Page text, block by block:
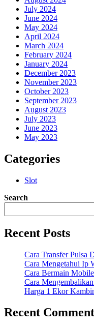
July 2024
June 2024
May 2024
April 2024
March 2024
February 2024
January 2024
December 2023
November 2023
October 2023
September 2023
August 2023
July 2023
June 2023
May 2023
Categories
Slot
Search
Recent Posts
Cara Transfer Pulsa
Cara Mengetahui Ip
Cara Bermain
Cara
Harga 1 Ekor
Recent